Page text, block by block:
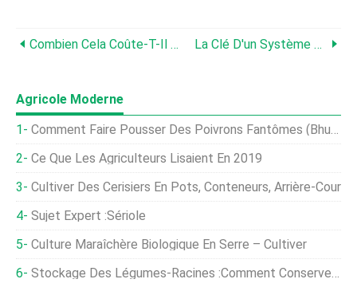
Combien Cela Coûte-T-Il D'élever Des Poulets ? La Clé D'un Système De Litière Profonde Pour Poulet
Agricole Moderne
Comment Faire Pousser Des Poivrons Fantômes (Bhut Jolokia) À Partir De Graines
Ce Que Les Agriculteurs Lisaient En 2019
Cultiver Des Cerisiers En Pots, Conteneurs, Arrière-Cour
Sujet Expert :Sériole
Culture Maraîchère Biologique En Serre – Cultiver
Stockage Des Légumes-Racines :Comment Conserver Les Plantes-Racines Dans Le Sable